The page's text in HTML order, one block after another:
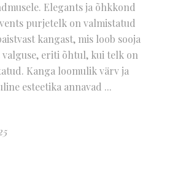
Elegants ja õhkkond
purjetelk on valmistatud
kangast, mis loob sooja
valguse, eriti õhtul, kui telk on
Kanga loomulik värv ja
esteetika annavad